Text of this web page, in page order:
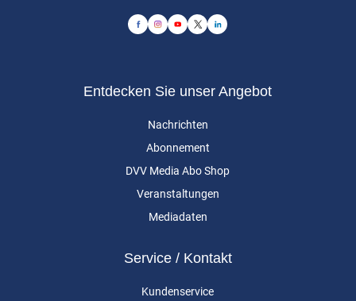
Entdecken Sie unser Angebot
Nachrichten
Abonnement
DVV Media Abo Shop
Veranstaltungen
Mediadaten
Service / Kontakt
Kundenservice